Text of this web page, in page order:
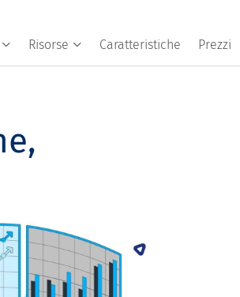
Risorse Caratteristiche Prezzi